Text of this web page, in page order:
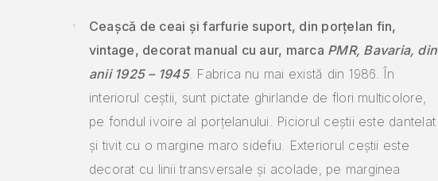
Ceașcă de ceai și farfurie suport, din porțelan fin,
vintage, decorat manual cu aur, marca PMR, Bavaria, din
anii 1925 – 1945. Fabrica nu mai există din 1986. În
interiorul ceștii, sunt pictate ghirlande de flori multicolore,
pe fondul ivoire al porțelanului. Piciorul ceștii este dantelat
și tivit cu o margine maro sidefiu. Exteriorul ceștii este
decorat cu linii transversale și acolade, pe marginea